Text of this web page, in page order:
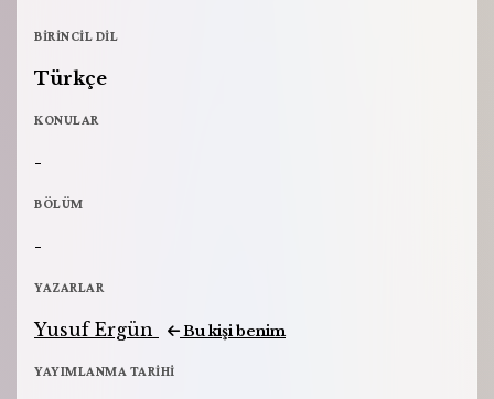
BIRINCIL DIL
Türkçe
KONULAR
-
BÖLÜM
-
YAZARLAR
Yusuf Ergün Bu kişi benim
YAYIMLANMA TARIHI